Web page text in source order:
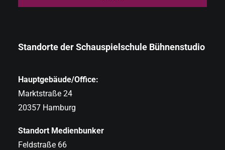
Standorte der Schauspielschule Bühnenstudio
Hauptgebäude/Office:
Marktstraße 24
20357 Hamburg
Standort Medienbunker
Feldstraße 66